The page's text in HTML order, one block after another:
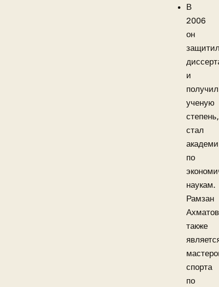
В
2006
он
и
получил
ученую
степень,
стал
по
наукам.
Рамзан
также
спорта
по